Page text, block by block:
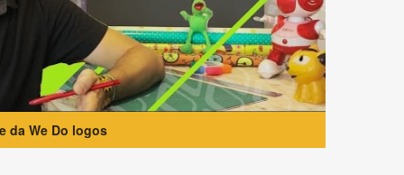
da We Do logos